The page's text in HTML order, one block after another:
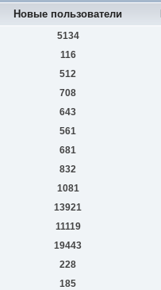
Новые пользователи
5134
116
512
708
643
561
681
832
1081
13921
11119
19443
228
185